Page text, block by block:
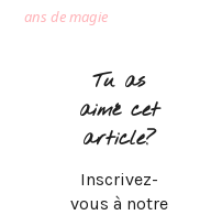
ans de magie
Tu as
aimé cet
article?
Inscrivez-
vous à notre